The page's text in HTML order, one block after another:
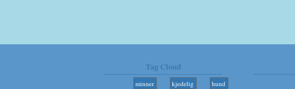
Tag Cloud
minner kjedelig
hund